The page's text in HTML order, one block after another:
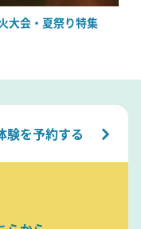
大会・夏祭り特集
験を予約する